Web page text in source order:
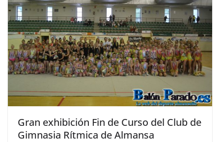
Gran exhibición Fin de Curso del Club de
Gimnasia Rítmica de Almansa